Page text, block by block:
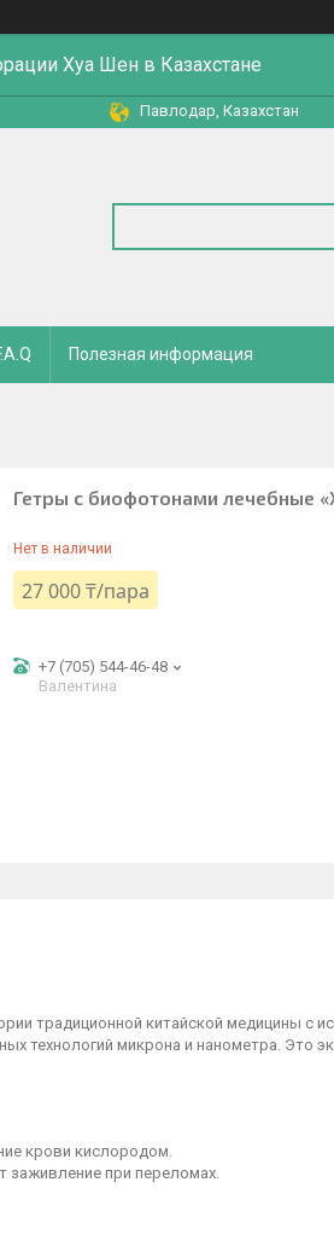
Хуа Шен в Казахстане
Павлодар, Казахстан
Полезная информация
Гетры с биофотонами лечебные
Нет в наличии
27 000 ₸/пара
+7 (705) 544-46-48
Валентина
традиционной китайской медицины с
технологий микрона и нанометра. Это
крови кислородом.
заживление при переломах.